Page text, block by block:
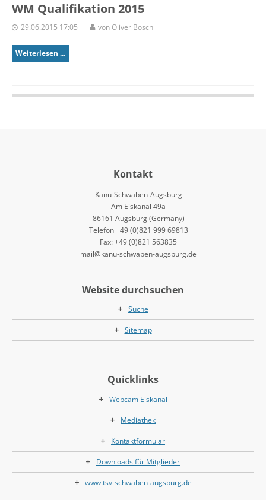
WM Qualifikation 2015
29.06.2015 17:05 von Oliver Bosch
Weiterlesen ...
Kontakt
Kanu-Schwaben-Augsburg
Am Eiskanal 49a
86161 Augsburg (Germany)
Telefon +49 (0)821 999 69813
Fax: +49 (0)821 563835
mail@kanu-schwaben-augsburg.de
Website durchsuchen
Suche
Sitemap
Quicklinks
Webcam Eiskanal
Mediathek
Kontaktformular
Downloads für Mitglieder
www.tsv-schwaben-augsburg.de